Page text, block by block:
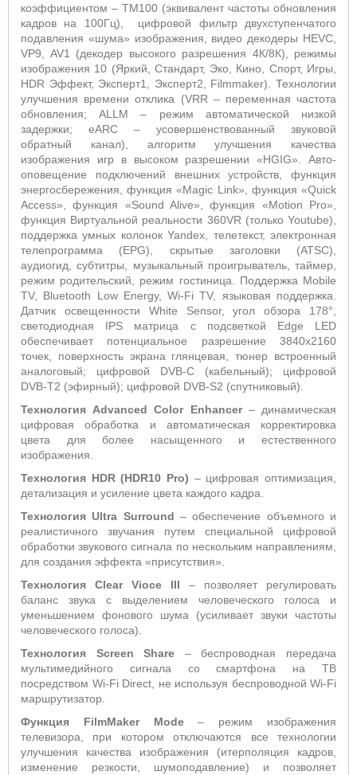
коэффициентом – TM100 (эквивалент частоты обновления
кадров на 100Гц), цифровой фильтр двухступенчатого
подавления «шума» изображения, видео декодеры HEVC,
VP9, AV1 (декодер высокого разрешения 4К/8К), режимы
изображения 10 (Яркий, Стандарт, Эко, Кино, Спорт, Игры,
HDR Эффект, Эксперт1, Эксперт2, Filmmaker). Технологии
улучшения времени отклика (VRR – переменная частота
обновления; ALLM – режим автоматической низкой
задержки; eARC – усовершенствованный звуковой
обратный канал), алгоритм улучшения качества
изображения игр в высоком разрешении «HGIG». Авто-
оповещение подключений внешних устройств, функция
энергосбережения, функция «Magic Link», функция «Quick
Access», функция «Sound Alive», функция «Motion Pro»,
функция Виртуальной реальности 360VR (только Youtube),
поддержка умных колонок Yandex, телетекст, электронная
телепрограмма (EPG), скрытые заголовки (ATSC),
аудиогид, субтитры, музыкальный проигрыватель, таймер,
режим родительский, режим гостиница. Поддержка Mobile
TV, Bluetooth Low Energy, Wi-Fi TV, языковая поддержка.
Датчик освещенности White Sensor, угол обзора 178°,
светодиодная IPS матрица с подсветкой Edge LED
обеспечивает потенциальное разрешение 3840x2160
точек, поверхность экрана глянцевая, тюнер встроенный
аналоговый; цифровой DVB-C (кабельный); цифровой
DVB-T2 (эфирный); цифровой DVB-S2 (спутниковый).
Технология Advanced Color Enhancer– динамическая
цифровая обработка и автоматическая корректировка
цвета для более насыщенного и естественного
изображения.
Технология HDR (HDR10 Pro) – цифровая оптимизация,
детализация и усиление цвета каждого кадра.
Технология Ultra Surround– обеспечение объемного и
реалистичного звучания путем специальной цифровой
обработки звукового сигнала по нескольким направлениям,
для создания эффекта «присутствия».
Технология Clear Vioce III – позволяет регулировать
баланс звука с выделением человеческого голоса и
уменьшением фонового шума (усиливает звуки частоты
человеческого голоса).
Технология Screen Share – беспроводная передача
мультимедийного сигнала со смартфона на ТВ
посредством Wi-Fi Direct, не используя беспроводной Wi-Fi
маршрутизатор.
Функция FilmMaker Mode– режим изображения
телевизора, при котором отключаются все технологии
улучшения качества изображения (итерполяция кадров,
изменение резкости, шумоподавление) и позволяет